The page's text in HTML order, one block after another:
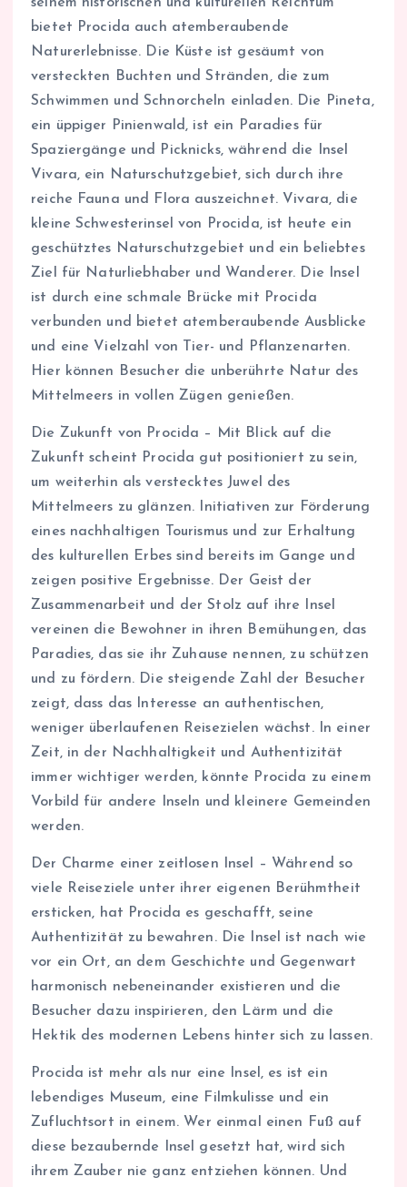
bietet Procida auch atemberaubende
Naturerlebnisse. Die Küste ist gesäumt von
versteckten Buchten und Stränden, die zum
Schwimmen und Schnorcheln einladen. Die Pineta,
ein üppiger Pinienwald, ist ein Paradies für
Spaziergänge und Picknicks, während die Insel
Vivara, ein Naturschutzgebiet, sich durch ihre
reiche Fauna und Flora auszeichnet. Vivara, die
kleine Schwesterinsel von Procida, ist heute ein
geschütztes Naturschutzgebiet und ein beliebtes
Ziel für Naturliebhaber und Wanderer. Die Insel
ist durch eine schmale Brücke mit Procida
verbunden und bietet atemberaubende Ausblicke
und eine Vielzahl von Tier- und Pflanzenarten.
Hier können Besucher die unberührte Natur des
Mittelmeers in vollen Zügen genießen.
Die Zukunft von Procida – Mit Blick auf die
Zukunft scheint Procida gut positioniert zu sein,
um weiterhin als verstecktes Juwel des
Mittelmeers zu glänzen. Initiativen zur Förderung
eines nachhaltigen Tourismus und zur Erhaltung
des kulturellen Erbes sind bereits im Gange und
zeigen positive Ergebnisse. Der Geist der
Zusammenarbeit und der Stolz auf ihre Insel
vereinen die Bewohner in ihren Bemühungen, das
Paradies, das sie ihr Zuhause nennen, zu schützen
und zu fördern. Die steigende Zahl der Besucher
zeigt, dass das Interesse an authentischen,
weniger überlaufenen Reisezielen wächst. In einer
Zeit, in der Nachhaltigkeit und Authentizität
immer wichtiger werden, könnte Procida zu einem
Vorbild für andere Inseln und kleinere Gemeinden
werden.
Der Charme einer zeitlosen Insel – Während so
viele Reiseziele unter ihrer eigenen Berühmtheit
ersticken, hat Procida es geschafft, seine
Authentizität zu bewahren. Die Insel ist nach wie
vor ein Ort, an dem Geschichte und Gegenwart
harmonisch nebeneinander existieren und die
Besucher dazu inspirieren, den Lärm und die
Hektik des modernen Lebens hinter sich zu lassen.
Procida ist mehr als nur eine Insel, es ist ein
lebendiges Museum, eine Filmkulisse und ein
Zufluchtsort in einem. Wer einmal einen Fuß auf
diese bezaubernde Insel gesetzt hat, wird sich
ihrem Zauber nie ganz entziehen können. Und